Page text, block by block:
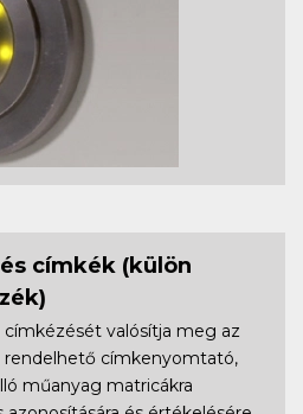
címkék (külön
címkézését valósítja meg az
rendelhető címkenyomtató,
műanyag matricákra